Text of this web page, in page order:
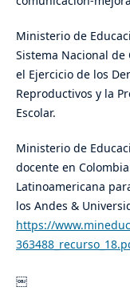
​Ministerio de
Sistema Nacional de
el Ejercicio de los
Reproductivos y la
Escolar.
​Ministerio de
docente en
Latinoamericana
los Andes &
https://
​​​￼